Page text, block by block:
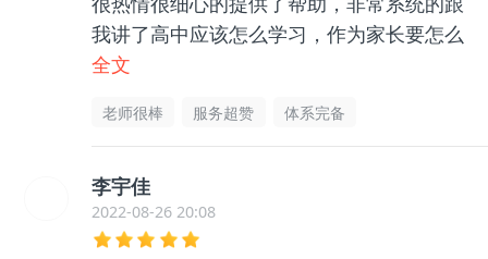
我讲了高中应该怎么学习，作为家长要怎么
帮助孩子等等很多东西，孩子和我都没有那
用的
全文
老师很棒 服务超赞 体系完备
李宇佳
2022-08-26 20:08